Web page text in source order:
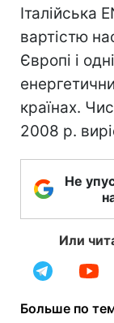
Італійська
вартістю
Європі і
країнах.
2008 р.
Не
Или
Больше по